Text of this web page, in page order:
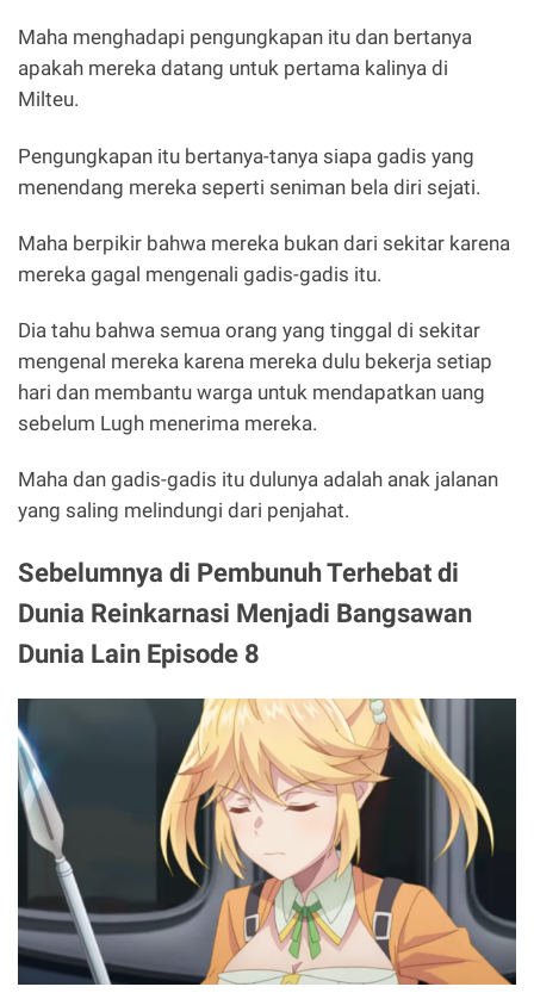
Maha menghadapi pengungkapan itu dan bertanya
apakah mereka datang untuk pertama kalinya di
Milteu.
Pengungkapan itu bertanya-tanya siapa gadis yang
menendang mereka seperti seniman bela diri sejati.
Maha berpikir bahwa mereka bukan dari sekitar karena
mereka gagal mengenali gadis-gadis itu.
Dia tahu bahwa semua orang yang tinggal di sekitar
mengenal mereka karena mereka dulu bekerja setiap
hari dan membantu warga untuk mendapatkan uang
sebelum Lugh menerima mereka.
Maha dan gadis-gadis itu dulunya adalah anak jalanan
yang saling melindungi dari penjahat.
Sebelumnya di Pembunuh Terhebat di
Dunia Reinkarnasi Menjadi Bangsawan
Dunia Lain Episode 8